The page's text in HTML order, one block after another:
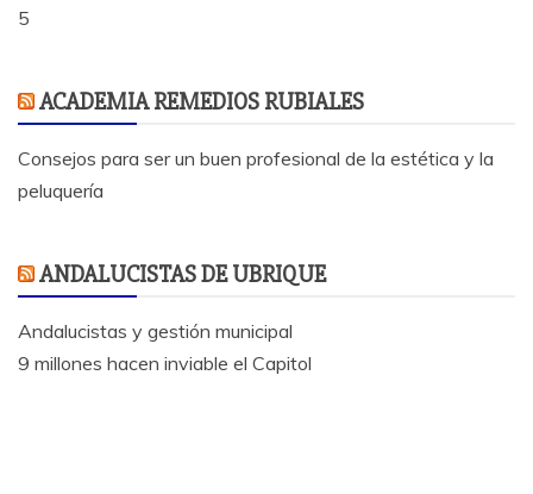
5
ACADEMIA REMEDIOS RUBIALES
Consejos para ser un buen profesional de la estética y la
peluquería
ANDALUCISTAS DE UBRIQUE
Andalucistas y gestión municipal
9 millones hacen inviable el Capitol